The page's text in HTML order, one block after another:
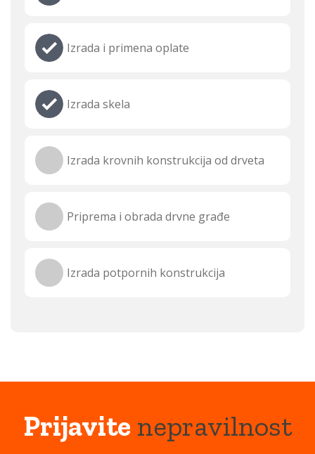
Izrada i primena oplate
Izrada skela
Izrada krovnih konstrukcija od drveta
Priprema i obrada drvne građe
Izrada potpornih konstrukcija
Prijavitenepravilnost